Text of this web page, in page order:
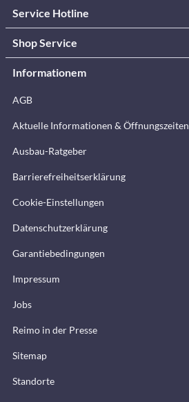
Service Hotline
Shop Service
Informationem
AGB
Aktuelle Informationen & Öffnungszeiten
Ausbau-Ratgeber
Barrierefreiheitserklärung
Cookie-Einstellungen
Datenschutzerklärung
Garantiebedingungen
Impressum
Jobs
Reimo in der Presse
Sitemap
Standorte